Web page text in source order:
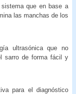
que en base a
las manchas de los
ultrasónica que no
sarro de forma fácil y
para el diagnóstico